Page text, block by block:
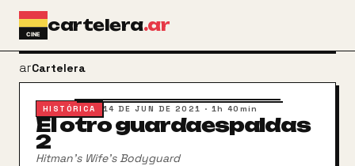
Ir al contenido principal
cartelera.ar
arrow_back
Cartelera
HISTÓRICA 14 DE JUN DE 2021 · 1h 40min
El otro guardaespaldas
2
Hitman's Wife's Bodyguard